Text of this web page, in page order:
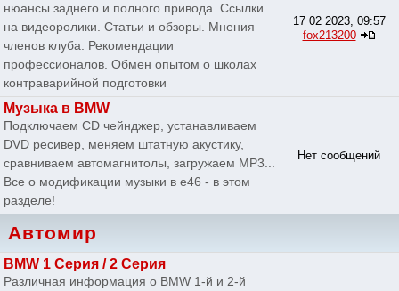
нюансы заднего и полного привода. Ссылки
на видеоролики. Статьи и обзоры. Мнения
членов клуба. Рекомендации
профессионалов. Обмен опытом о школах
контраварийной подготовки
17 02 2023, 09:57
fox213200
Музыка в BMW
Подключаем CD чейнджер, устанавливаем
DVD ресивер, меняем штатную акустику,
сравниваем автомагнитолы, загружаем MP3...
Все о модификации музыки в e46 - в этом
разделе!
Нет сообщений
Автомир
BMW 1 Серия / 2 Серия
Различная информация о BMW 1-й и 2-й